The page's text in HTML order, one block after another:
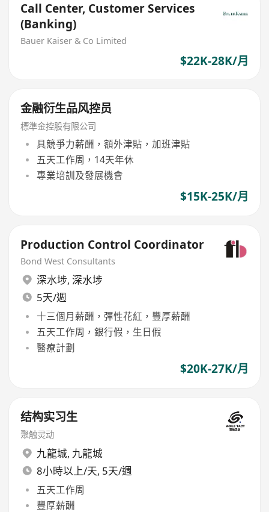
Call Center, Customer Services
(Banking)
Bauer Kaiser & Co Limited
$22K-28K/月
金融衍生品风控员
標準金控股有限公司
具競爭力薪酬，額外津貼，加班津貼
五天工作周，14天年休
專業培訓及發展機會
$15K-25K/月
Production Control Coordinator
Bond West Consultants
深水埗, 深水埗
5天/週
十三個月薪酬，彈性花紅，豐厚薪酬
五天工作周，銀行假，生日假
醫療計劃
$20K-27K/月
结构实习生
聚触灵动
九龍城, 九龍城
8小時以上/天, 5天/週
五天工作周
豐厚薪酬